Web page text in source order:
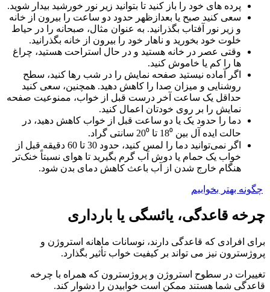
پرده های خود را باز کنید تا بتوانید زیر نور خورشید بیدار شوید.
سعی کنید صبح یا بعدازظهر حدود دو ساعت را بیرون از خانه
و زیر نور آفتاب بگذرانید. به عنوان مثال، صبحانه را در حیاط
خلوت خود بخورید و ناهار خود را بیرون از خانه بگذرانید.
وقتی عصر در خانه هستید و در حال استراحت هستید، چراغ
ها را کم یا خاموش کنید.
اگر آماده نیستید صفحه نمایش را در شب رها کنید، سطح
روشنایی و میزان صدا را کاهش دهید. همچنین، سعی کنید
حداقل یک ساعت آخر درست قبل از خواب، ممنوعیت صفحه
نمایش را بر روی خودتان اعمال کنید.
دما را حدود یک یا دو ساعت قبل از خواب کاهش دهید، در
حالت ایده آل بین 18⁰ تا 20⁰ سانتی گراد.
اگر نمی‌توانید دما را لمس کنید، حدود 30 تا 60 دقیقه قبل از
خواب یک حمام یا دوش آب گرم بگیرید تا هوای نسبتاً خنک‌تر
هنگام خارج شدن از آب باعث کاهش دمای بدن شود.
چگونه بهتر بخوابیم
چرخه قاعدگی، یائسگی یا بارداری
برای افرادی که قاعدگی دارند، نوسانات ماهانه استروژن و
پروژسترون نیز می تواند بر کیفیت خواب تأثیر بگذارد.
تغییرات در سطوح استروژن و پروژسترون که همراه با چرخه
قاعدگی شما هستند ممکن است خوابیدن را دشوار کند.